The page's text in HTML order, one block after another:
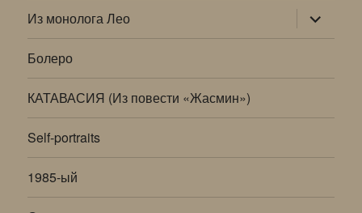
Из монолога Лео раскрыть
дочернее
меню
Болеро
КАТАВАСИЯ (Из повести «Жасмин»)
Self-portraits
1985-ый